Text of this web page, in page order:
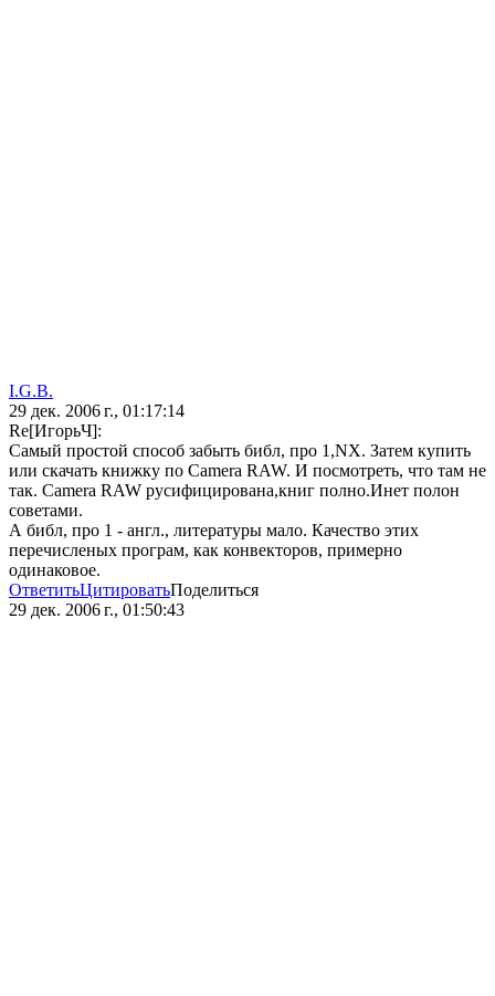
I.G.B.
29 дек. 2006 г., 01:17:14
Re[ИгорьЧ]:
Самый простой способ забыть библ, про 1,NX. Затем купить
или скачать книжку по Camera RAW. И посмотреть, что там не
так. Camera RAW русифицирована,книг полно.Инет полон
советами.
А библ, про 1 - англ., литературы мало. Качество этих
перечисленых програм, как конвекторов, примерно
одинаковое.
ОтветитьЦитироватьПоделиться
29 дек. 2006 г., 01:50:43